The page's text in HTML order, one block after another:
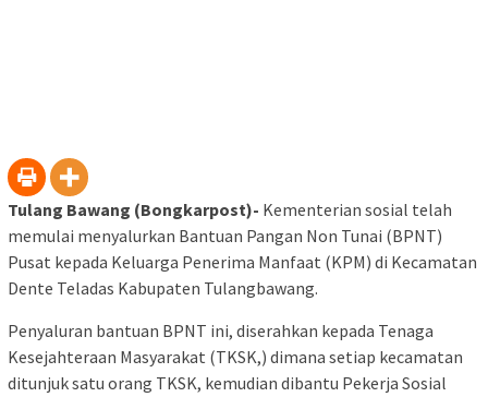
Tulang Bawang (Bongkarpost)- Kementerian sosial telah
memulai menyalurkan Bantuan Pangan Non Tunai (BPNT)
Pusat kepada Keluarga Penerima Manfaat (KPM) di Kecamatan
Dente Teladas Kabupaten Tulangbawang.
Penyaluran bantuan BPNT ini, diserahkan kepada Tenaga
Kesejahteraan Masyarakat (TKSK,) dimana setiap kecamatan
ditunjuk satu orang TKSK, kemudian dibantu Pekerja Sosial